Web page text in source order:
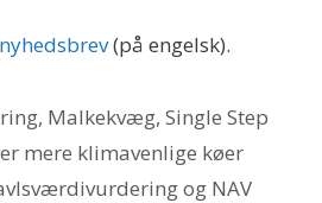
(på engelsk).
, Malkekvæg,Single Step
mere klimavenlige køer
og NAV